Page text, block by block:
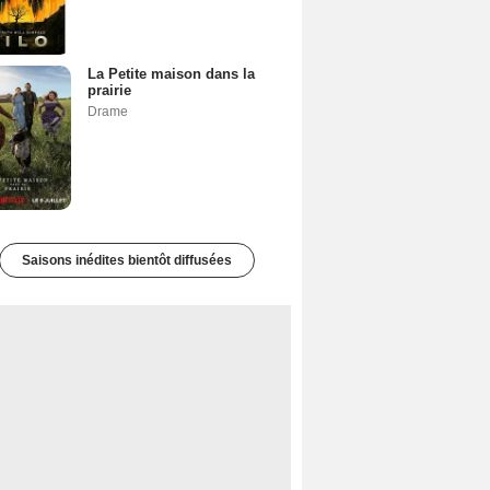
La Petite maison dans la
prairie
Drame
Saisons inédites bientôt diffusées